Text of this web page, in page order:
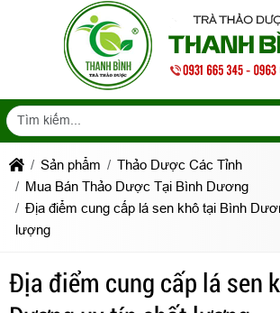
Sản phẩm
Thảo Dược Các Tỉnh
Mua Bán Thảo Dược Tại Bình Dương
Địa điểm cung cấp lá sen khô tại Bình
lượng
Địa điểm cung cấp lá sen